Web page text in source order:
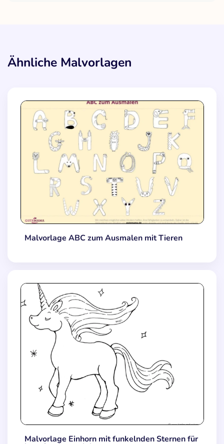
Ähnliche Malvorlagen
Malvorlage ABC zum Ausmalen mit Tieren
Malvorlage Einhorn mit funkelnden Sternen für